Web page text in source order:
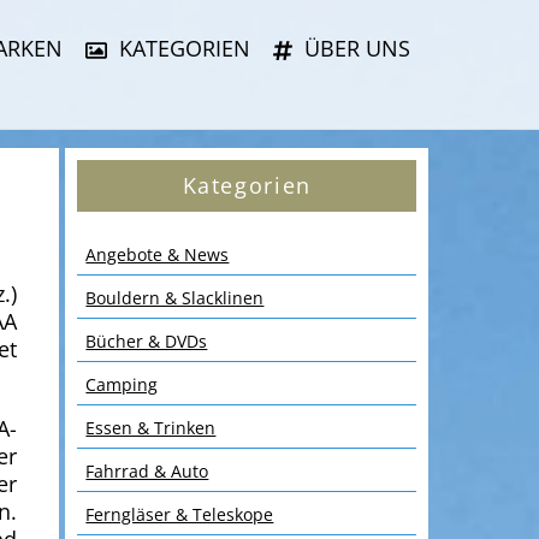
KATEGORIEN ÜBER UNS
Kategorien
Angebote & News
Bouldern & Slacklinen
Bücher & DVDs
Camping
Essen & Trinken
Fahrrad & Auto
Ferngläser & Teleskope